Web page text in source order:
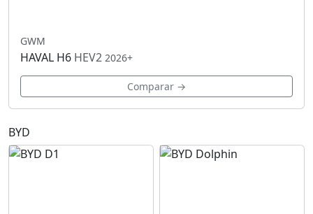
GWM
HAVAL H6 HEV2 2026+
Comparar →
BYD